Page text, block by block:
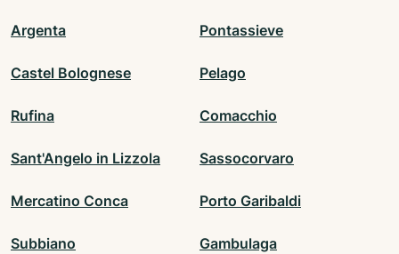
Argenta Pontassieve
Castel Bolognese Pelago
Rufina Comacchio
Sant'Angelo in Lizzola Sassocorvaro
Mercatino Conca Porto Garibaldi
Subbiano Gambulaga